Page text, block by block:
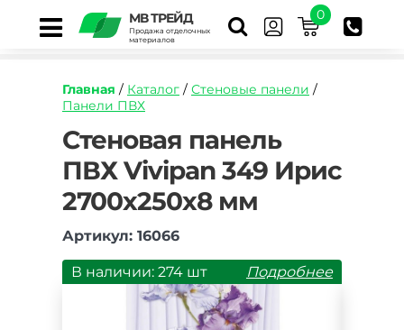
МВ ТРЕЙД
Продажа отделочных
материалов
0
Главная / Каталог / Стеновые панели /
Панели ПВХ
https://mvtrade.ru/images/id/normal/
panel-
pvh-
vivipan-
349-
2700h250h8-
Стеновая панель
ПВХ Vivipan 349 Ирис
2700х250х8 мм
Артикул: 16066
В наличии: 274 шт Подробнее